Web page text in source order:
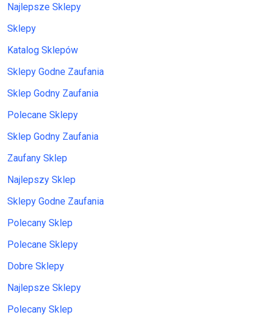
Najlepsze Sklepy
Sklepy
Katalog Sklepów
Sklepy Godne Zaufania
Sklep Godny Zaufania
Polecane Sklepy
Sklep Godny Zaufania
Zaufany Sklep
Najlepszy Sklep
Sklepy Godne Zaufania
Polecany Sklep
Polecane Sklepy
Dobre Sklepy
Najlepsze Sklepy
Polecany Sklep